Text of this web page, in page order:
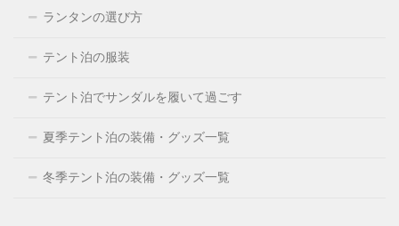
ランタンの選び方
テント泊の服装
テント泊でサンダルを履いて過ごす
夏季テント泊の装備・グッズ一覧
冬季テント泊の装備・グッズ一覧